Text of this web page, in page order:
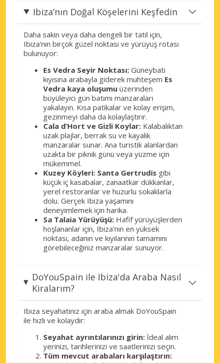
Ibiza’nın Doğal Köşelerini Keşfedin
Daha sakin veya daha dengeli bir tatil için,
Ibiza'nın birçok güzel noktası ve yürüyüş rotası
bulunuyor:
Es Vedra Seyir Noktası: Güneybatı
kıyısına arabayla giderek muhteşem Es
Vedra kaya oluşumu üzerinden
büyüleyici gün batımı manzaraları
yakalayın. Kısa patikalar ve kolay erişim,
gezinmeyi daha da kolaylaştırır.
Cala d’Hort ve Gizli Koylar: Kalabalıktan
uzak plajlar, berrak su ve kayalık
manzaralar sunar. Ana turistik alanlardan
uzakta bir piknik günü veya yüzme için
mükemmel.
Kuzey Köyleri: Santa Gertrudis gibi
küçük iç kasabalar, zanaatkar dükkanlar,
yerel restoranlar ve huzurlu sokaklarla
dolu. Gerçek Ibiza yaşamını
deneyimlemek için harika.
Sa Talaia Yürüyüşü: Hafif yürüyüşlerden
hoşlananlar için, Ibiza'nın en yüksek
noktası, adanın ve kıyılarının tamamını
görebileceğiniz manzaralar sunuyor.
DoYouSpain ile Ibiza'da Araba Nasıl
Kiralarım?
Ibiza seyahatiniz için araba almak DoYouSpain
ile hızlı ve kolaydır:
Seyahat ayrıntılarınızı girin: İdeal alım
yerinizi, tarihlerinizi ve saatlerinizi seçin.
Tüm mevcut arabaları karşılaştırın: